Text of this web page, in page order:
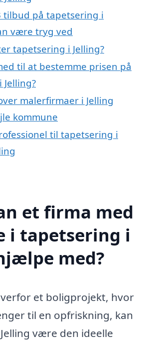
tilbud på tapetsering i
være tryg ved
tapetsering i Jelling?
til at bestemme prisen på
malerfirmaer i Jelling
kommune
til tapetsering i
et firma med
i tapetsering i
med?
et boligprojekt, hvor
til en opfriskning, kan
være den ideelle